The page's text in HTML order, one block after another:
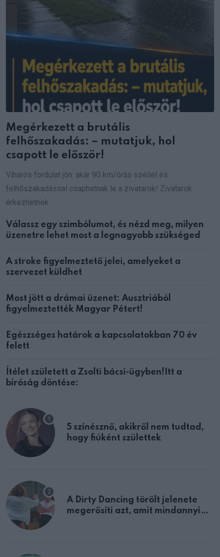
Megérkezett a brutális
felhőszakadás: – mutatjuk, hol
csapott le először!
Viharos fordulat jön: akár 90 km/órás széllel és
felhőszakadással csaphatnak le a zivatarok! Zivatarok
érkezhetnek
Válassz egy szimbólumot, és nézd meg, milyen
üzenetre lehet most a legnagyobb szükséged
A stroke figyelmeztető jelei, amelyeket a
szervezet küldhet
Most jött a drámai üzenet: Ausztriából
figyelmeztették Magyar Pétert!
Egészséges határok a kapcsolatokban 70 év
felett
Ítélet született a Zsolti bácsi-ügyben!Itt a
bíróság döntése:
5 színésznő, akikről nem tudtad,
hogy fiúként születtek
A Dirty Dancing törölt jelenete
megerősíti azt, amit mindannyian